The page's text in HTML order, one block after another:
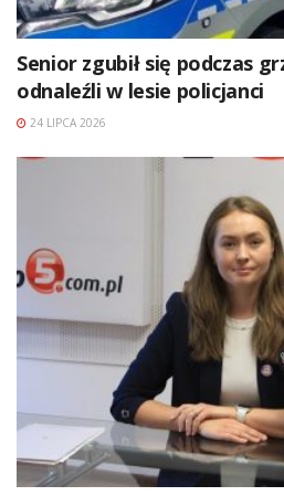
Senior zgubił się podczas
odnaleźli w lesie policjanci
24 LIPCA 2026